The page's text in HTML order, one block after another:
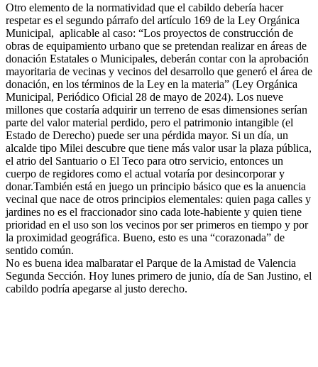
Otro elemento de la normatividad que el cabildo debería hacer
respetar es el segundo párrafo del artículo 169 de la Ley Orgánica
Municipal, aplicable al caso: “Los proyectos de construcción de
obras de equipamiento urbano que se pretendan realizar en áreas de
donación Estatales o Municipales, deberán contar con la aprobación
mayoritaria de vecinas y vecinos del desarrollo que generó el área de
donación, en los términos de la Ley en la materia” (Ley Orgánica
Municipal, Periódico Oficial 28 de mayo de 2024). Los nueve
millones que costaría adquirir un terreno de esas dimensiones serían
parte del valor material perdido, pero el patrimonio intangible (el
Estado de Derecho) puede ser una pérdida mayor. Si un día, un
alcalde tipo Milei descubre que tiene más valor usar la plaza pública,
el atrio del Santuario o El Teco para otro servicio, entonces un
cuerpo de regidores como el actual votaría por desincorporar y
donar.También está en juego un principio básico que es la anuencia
vecinal que nace de otros principios elementales: quien paga calles y
jardines no es el fraccionador sino cada lote-habiente y quien tiene
prioridad en el uso son los vecinos por ser primeros en tiempo y por
la proximidad geográfica. Bueno, esto es una “corazonada” de
sentido común.
No es buena idea malbaratar el Parque de la Amistad de Valencia
Segunda Sección. Hoy lunes primero de junio, día de San Justino, el
cabildo podría apegarse al justo derecho.